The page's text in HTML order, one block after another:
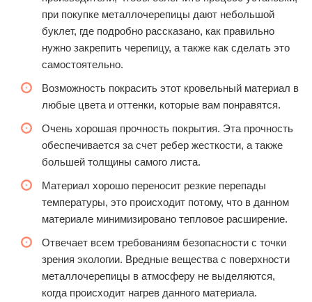
при покупке металлочерепицы дают небольшой
буклет, где подробно рассказано, как правильно
нужно закрепить черепицу, а также как сделать это
самостоятельно.
Возможность покрасить этот кровельный материал в
любые цвета и оттенки, которые вам понравятся.
Очень хорошая прочность покрытия. Эта прочность
обеспечивается за счет ребер жесткости, а также
большей толщины самого листа.
Материал хорошо переносит резкие перепады
температуры, это происходит потому, что в данном
материале минимизировано тепловое расширение.
Отвечает всем требованиям безопасности с точки
зрения экологии. Вредные вещества с поверхности
металлочерепицы в атмосферу не выделяются,
когда происходит нагрев данного материала.